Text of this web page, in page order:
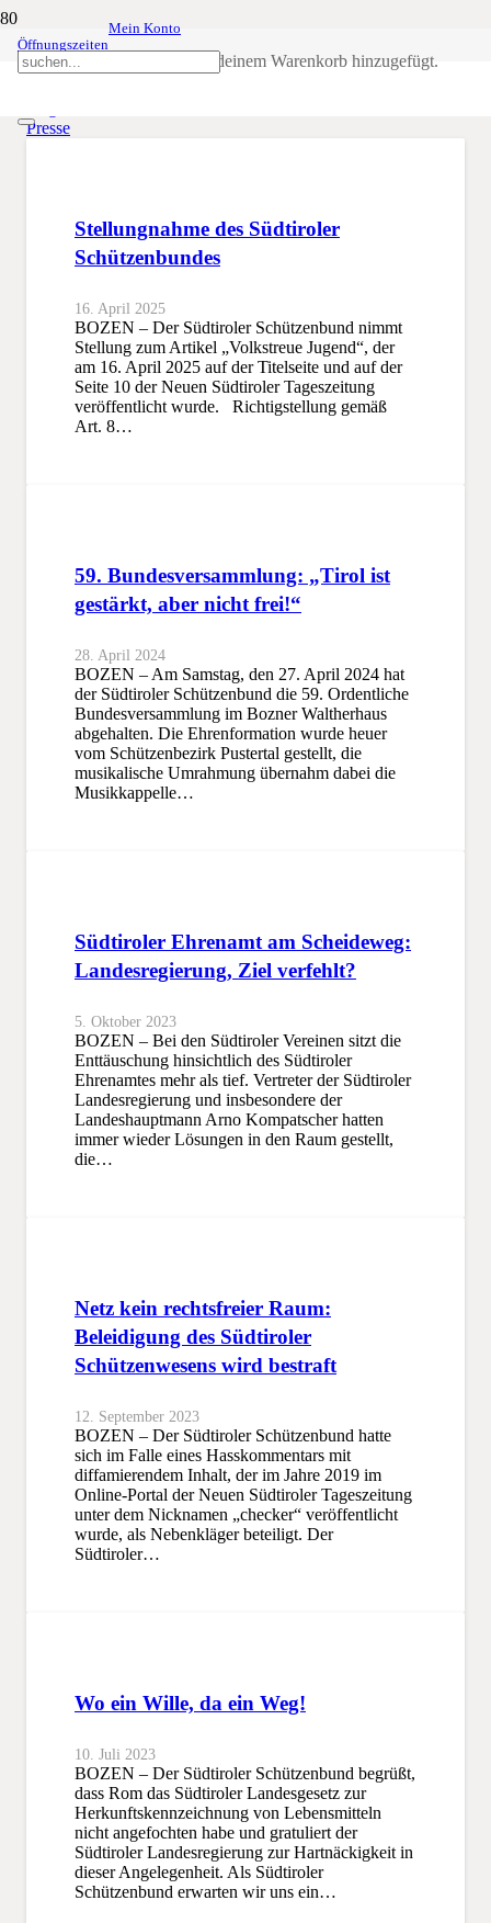
Öffnungszeiten
Mein Konto
wurde deinem Warenkorb hinzugefügt.
Presse
Presse
Stellungnahme des Südtiroler
Schützenbundes
16. April 2025
BOZEN – Der Südtiroler Schützenbund nimmt
Stellung zum Artikel „Volkstreue Jugend“, der
am 16. April 2025 auf der Titelseite und auf der
Seite 10 der Neuen Südtiroler Tageszeitung
veröffentlicht wurde. Richtigstellung gemäß
Art. 8…
59. Bundesversammlung: „Tirol ist
gestärkt, aber nicht frei!“
28. April 2024
BOZEN – Am Samstag, den 27. April 2024 hat
der Südtiroler Schützenbund die 59. Ordentliche
Bundesversammlung im Bozner Waltherhaus
abgehalten. Die Ehrenformation wurde heuer
vom Schützenbezirk Pustertal gestellt, die
musikalische Umrahmung übernahm dabei die
Musikkappelle…
Südtiroler Ehrenamt am Scheideweg:
Landesregierung, Ziel verfehlt?
5. Oktober 2023
BOZEN – Bei den Südtiroler Vereinen sitzt die
Enttäuschung hinsichtlich des Südtiroler
Ehrenamtes mehr als tief. Vertreter der Südtiroler
Landesregierung und insbesondere der
Landeshauptmann Arno Kompatscher hatten
immer wieder Lösungen in den Raum gestellt,
die…
Netz kein rechtsfreier Raum:
Beleidigung des Südtiroler
Schützenwesens wird bestraft
12. September 2023
BOZEN – Der Südtiroler Schützenbund hatte
sich im Falle eines Hasskommentars mit
diffamierendem Inhalt, der im Jahre 2019 im
Online-Portal der Neuen Südtiroler Tageszeitung
unter dem Nicknamen „checker“ veröffentlicht
wurde, als Nebenkläger beteiligt. Der
Südtiroler…
Wo ein Wille, da ein Weg!
10. Juli 2023
BOZEN – Der Südtiroler Schützenbund begrüßt,
dass Rom das Südtiroler Landesgesetz zur
Herkunftskennzeichnung von Lebensmitteln
nicht angefochten habe und gratuliert der
Südtiroler Landesregierung zur Hartnäckigkeit in
dieser Angelegenheit. Als Südtiroler
Schützenbund erwarten wir uns ein…